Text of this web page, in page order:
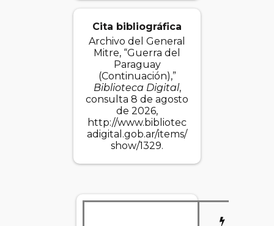
Cita bibliográfica
Archivo del General
Mitre, “Guerra del
Paraguay
(Continuación),”
Biblioteca Digital,
consulta 8 de agosto
de 2026,
http://www.bibliotec
adigital.gob.ar/items/
show/1329.